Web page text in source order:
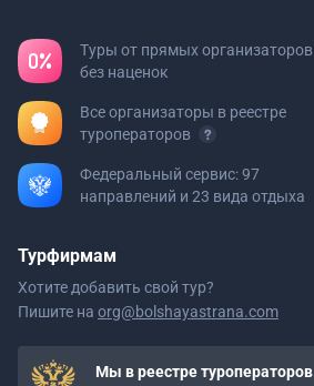
Туры от прямых организаторов
без наценок
Все организаторы в реестре
туроператоров
Федеральный сервис: 97
направлений и 23 вида отдыха
Турфирмам
Хотите добавить свой тур?
Пишите на org@bolshayastrana.com
Мы в реестре туроператоров